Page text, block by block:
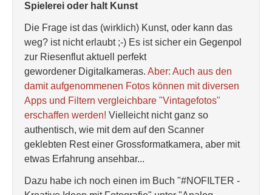
Spielerei oder halt Kunst
Die Frage ist das (wirklich) Kunst, oder kann das
weg? ist nicht erlaubt ;-) Es ist sicher ein Gegenpol
zur Riesenflut aktuell perfekt
gewordener Digitalkameras. Aber: Auch aus den
damit aufgenommenen Fotos können mit diversen
Apps und Filtern vergleichbare "Vintagefotos"
erschaffen werden! Vielleicht nicht ganz so
authentisch, wie mit dem auf den Scanner
geklebten Rest einer Grossformatkamera, aber mit
etwas Erfahrung ansehbar...
Dazu habe ich noch einen im Buch "#NOFILTER -